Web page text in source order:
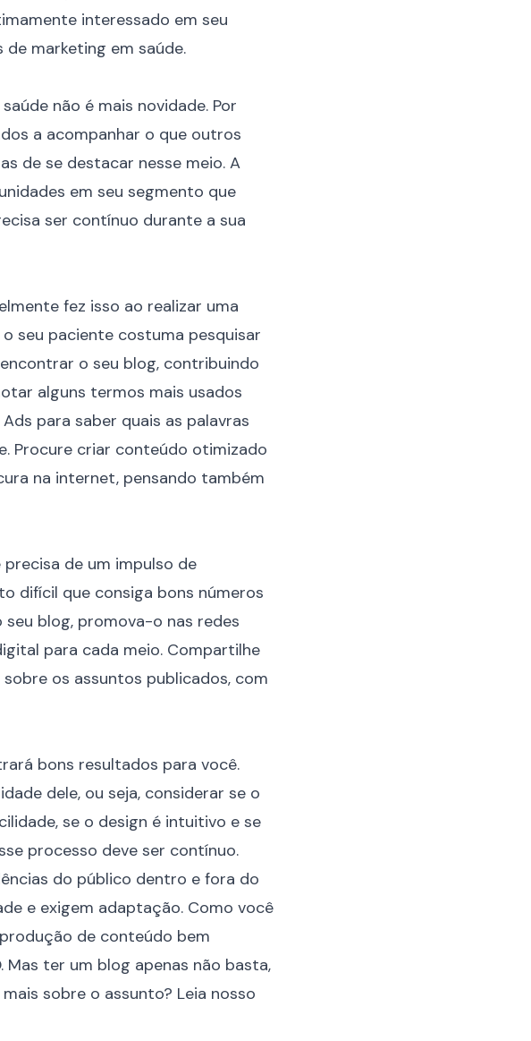
interessado em seu
marketing em saúde.
não é mais novidade. Por
a acompanhar o que outros
de se destacar nesse meio. A
em seu segmento que
ser contínuo durante a sua
fez isso ao realizar uma
seu paciente costuma pesquisar
o seu blog, contribuindo
alguns termos mais usados
para saber quais as palavras
Procure criar conteúdo otimizado
na internet, pensando também
de um impulso de
difícil que consiga bons números
blog, promova-o nas redes
para cada meio. Compartilhe
os assuntos publicados, com
bons resultados para você.
dele, ou seja, considerar se o
se o design é intuitivo e se
processo deve ser contínuo.
do público dentro e fora do
e exigem adaptação. Como você
de conteúdo bem
ter um blog apenas não basta,
sobre o assunto? Leia nosso